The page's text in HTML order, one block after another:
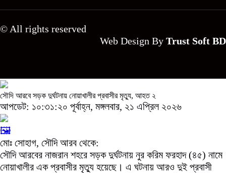
© All rights reserved
Web Design By Trust Soft BD
সৌদি আরবে সড়ক দুর্ঘটনায় নোয়াখালীর প্রবাসীর মৃত্যু, আহত ২
আপডেট: ১০:৩১:২০ পূর্বাহ্ন, মঙ্গলবার, ২১ এপ্রিল ২০২৬
🖼️
মোঃ সোহাগ, সৌদি আরব থেকে:
সৌদি আরবের নাজরান শহরে সড়ক দুর্ঘটনায় নুর করিম ফরহাদ (৪৫) নামে
নোয়াখালীর এক প্রবাসীর মৃত্যু হয়েছে। এ ঘটনায় আরও দুই প্রবাসী